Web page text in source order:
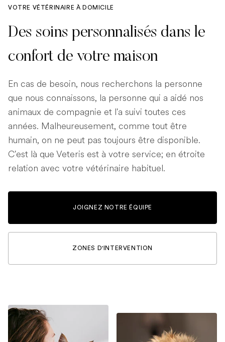
VOTRE VÉTÉRINAIRE À DOMICILE
Des soins personnalisés dans le
confort de votre maison
En cas de besoin, nous recherchons la personne
que nous connaissons, la personne qui a aidé nos
animaux de compagnie et l'a suivi toutes ces
années. Malheureusement, comme tout être
humain, on ne peut pas toujours être disponible.
C'est là que Veteris est à votre service; en étroite
relation avec votre vétérinaire habituel.
JOIGNEZ NOTRE ÉQUIPE
ZONES D'INTERVENTION